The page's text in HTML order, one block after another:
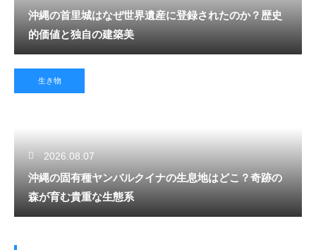
沖縄の首里城はなぜ世界遺産に登録されたのか？歴史
的価値と独自の建築美
生き物
2026.08.07
沖縄の固有種ヤンバルクイナの生息地はどこ？奇跡の
森が育む貴重な生態系